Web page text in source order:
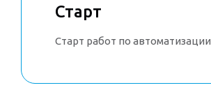
Старт
Старт работ по автоматизации